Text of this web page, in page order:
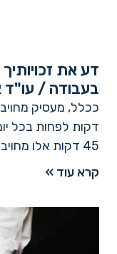
דע את
בעבודה / עו"ד
45 דקות אלו מחויב המעסיק לתת
קרא עוד »